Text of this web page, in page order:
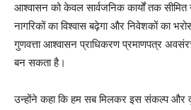
आश्वासन को केवल सार्वजनिक कार्यों तक
नागरिकों का विश्वास बढ़ेगा और निवेशकों का
गुणवत्ता आश्वासन प्राधिकरण प्रमाणपत्र
बन सकता है।
उन्होंने कहा कि हम सब मिलकर इस संकल्प और